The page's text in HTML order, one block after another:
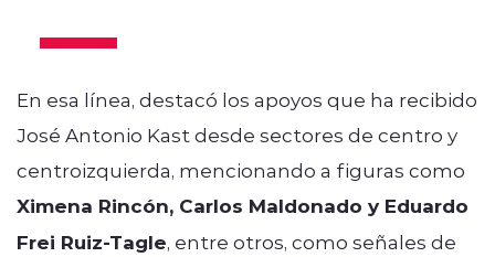
En esa línea, destacó los apoyos que ha recibido
José Antonio Kast desde sectores de centro y
centroizquierda, mencionando a figuras como
Ximena Rincón, Carlos Maldonado y Eduardo
Frei Ruiz-Tagle, entre otros, como señales de